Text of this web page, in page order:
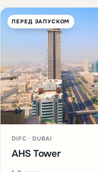
ПЕРЕД ЗАПУСКОМ
DIFC · DUBAI
AHS Tower